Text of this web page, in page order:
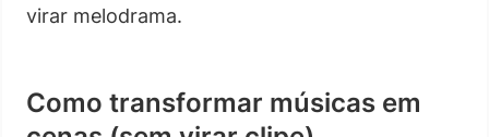
virar melodrama.
Como transformar músicas em